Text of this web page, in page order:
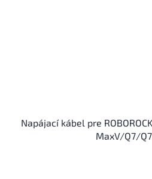
Napájací kábel pre
MaxV/Q7/